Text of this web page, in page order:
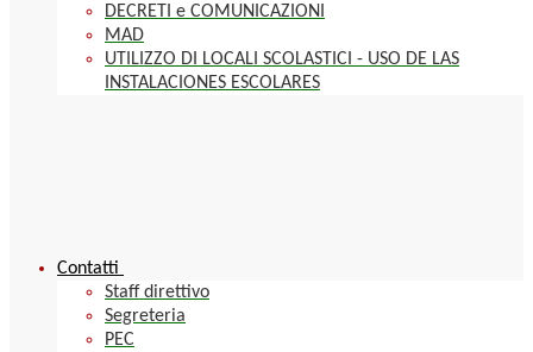
DECRETI e COMUNICAZIONI
MAD
UTILIZZO DI LOCALI SCOLASTICI - USO DE LAS
INSTALACIONES ESCOLARES
Contatti
Staff direttivo
Segreteria
PEC